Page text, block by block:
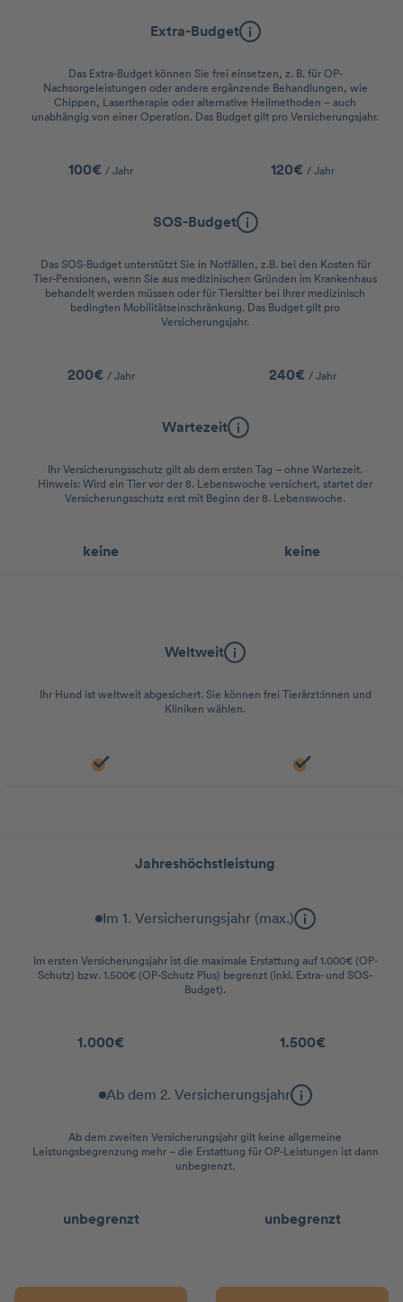
Extra-Budget
Das Extra-Budget können Sie frei einsetzen, z. B. für OP-
Nachsorgeleistungen oder andere ergänzende Behandlungen, wie
Chippen, Lasertherapie oder alternative Heilmethoden – auch
unabhängig von einer Operation. Das Budget gilt pro Versicherungsjahr.
100€ / Jahr 120€ / Jahr
SOS-Budget
Das SOS-Budget unterstützt Sie in Notfällen, z.B. bei den Kosten für
Tier-Pensionen, wenn Sie aus medizinischen Gründen im Krankenhaus
behandelt werden müssen oder für Tiersitter bei Ihrer medizinisch
bedingten Mobilitätseinschränkung. Das Budget gilt pro
Versicherungsjahr.
200€ / Jahr 240€ / Jahr
Wartezeit
Ihr Versicherungsschutz gilt ab dem ersten Tag – ohne Wartezeit.
Hinweis: Wird ein Tier vor der 8. Lebenswoche versichert, startet der
Versicherungsschutz erst mit Beginn der 8. Lebenswoche.
keine keine
Weltweit
Ihr Hund ist weltweit abgesichert. Sie können frei Tierärzt:innen und
Kliniken wählen.
Jahreshöchstleistung
Im 1. Versicherungsjahr (max.)
Im ersten Versicherungsjahr ist die maximale Erstattung auf 1.000€ (OP-
Schutz) bzw. 1.500€ (OP-Schutz Plus) begrenzt (inkl. Extra- und SOS-
Budget).
1.000€ 1.500€
Ab dem 2. Versicherungsjahr
Ab dem zweiten Versicherungsjahr gilt keine allgemeine
Leistungsbegrenzung mehr – die Erstattung für OP-Leistungen ist dann
unbegrenzt.
unbegrenzt unbegrenzt